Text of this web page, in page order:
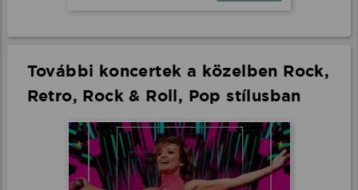
További koncertek a közelben Rock,
Retro, Rock & Roll, Pop stílusban